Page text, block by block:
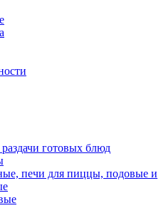
готовых блюд
печи для пиццы, подовые и